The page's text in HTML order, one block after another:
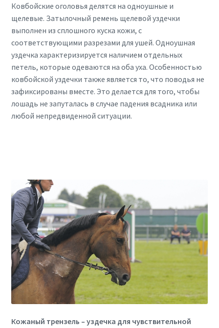
Ковбойские оголовья делятся на одноушные и
щелевые. Затылочный ремень щелевой уздечки
выполнен из сплошного куска кожи, с
соответствующими разрезами для ушей. Одноушная
уздечка характеризируется наличием отдельных
петель, которые одеваются на оба уха. Особенностью
ковбойской уздечки также является то, что поводья не
зафиксированы вместе. Это делается для того, чтобы
лошадь не запуталась в случае падения всадника или
любой непредвиденной ситуации.
Кожаный трензель – уздечка для чувствительной